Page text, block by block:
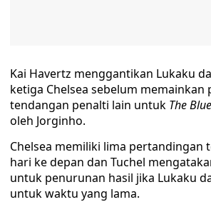
Kai Havertz menggantikan Lukaku
ketiga Chelsea sebelum memainkan
tendangan penalti lain untuk The
oleh Jorginho.
Chelsea memiliki lima pertandingan
hari ke depan dan Tuchel
untuk penurunan hasil jika Lukaku
untuk waktu yang lama.